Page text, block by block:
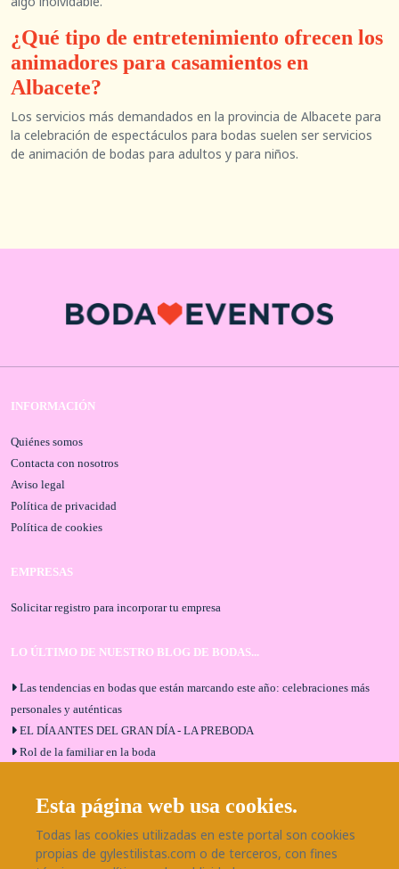
¿Qué tipo de entretenimiento ofrecen los
animadores para casamientos en
Albacete?
Los servicios más demandados en la provincia de Albacete para
la celebración de espectáculos para bodas suelen ser servicios
de animación de bodas para adultos y para niños.
INFORMACIÓN
Quiénes somos
Contacta con nosotros
Aviso legal
Política de privacidad
Política de cookies
EMPRESAS
Solicitar registro para incorporar tu empresa
LO ÚLTIMO DE NUESTRO BLOG DE BODAS...
Las tendencias en bodas que están marcando este año: celebraciones más
personales y auténticas
EL DÍA ANTES DEL GRAN DÍA - LA PREBODA
Rol de la familiar en la boda
Bodas en Alhaurín de la Torre: entrevista exclusiva con Bodaeventos
Málaga
¿Cómo será tu boda?
Blog de bodas
Esta página web usa cookies.
Todas las cookies utilizadas en este portal son cookies
propias de gylestilistas.com o de terceros, con fines